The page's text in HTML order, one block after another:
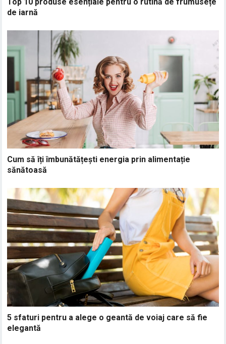
de iarnă
Cum să îți îmbunătățești energia prin alimentație
sănătoasă
5 sfaturi pentru a alege o geantă de voiaj care să fie
elegantă